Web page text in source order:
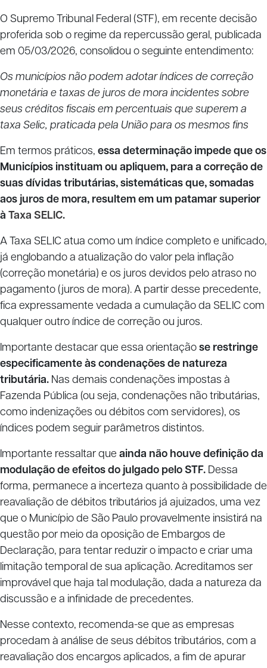
O Supremo Tribunal Federal (STF), em recente decisão
proferida sob o regime da repercussão geral, publicada
em 05/03/2026, consolidou o seguinte entendimento:
Os municípios não podem adotar índices de correção
monetária e taxas de juros de mora incidentes sobre
seus créditos fiscais em percentuais que superem a
taxa Selic, praticada pela União para os mesmos fins
Em termos práticos, essa determinação impede que os
Municípios instituam ou apliquem, para a correção de
suas dívidas tributárias, sistemáticas que, somadas
aos juros de mora, resultem em um patamar superior
à Taxa SELIC.
A Taxa SELIC atua como um índice completo e unificado,
já englobando a atualização do valor pela inflação
(correção monetária) e os juros devidos pelo atraso no
pagamento (juros de mora). A partir desse precedente,
fica expressamente vedada a cumulação da SELIC com
qualquer outro índice de correção ou juros.
Importante destacar que essa orientação se restringe
especificamente às condenações de natureza
tributária. Nas demais condenações impostas à
Fazenda Pública (ou seja, condenações não tributárias,
como indenizações ou débitos com servidores), os
índices podem seguir parâmetros distintos.
Importante ressaltar que ainda não houve definição da
modulação de efeitos do julgado pelo STF. Dessa
forma, permanece a incerteza quanto à possibilidade de
reavaliação de débitos tributários já ajuizados, uma vez
que o Município de São Paulo provavelmente insistirá na
questão por meio da oposição de Embargos de
Declaração, para tentar reduzir o impacto e criar uma
limitação temporal de sua aplicação. Acreditamos ser
improvável que haja tal modulação, dada a natureza da
discussão e a infinidade de precedentes.
Nesse contexto, recomenda-se que as empresas
procedam à análise de seus débitos tributários, com a
reavaliação dos encargos aplicados, a fim de apurar